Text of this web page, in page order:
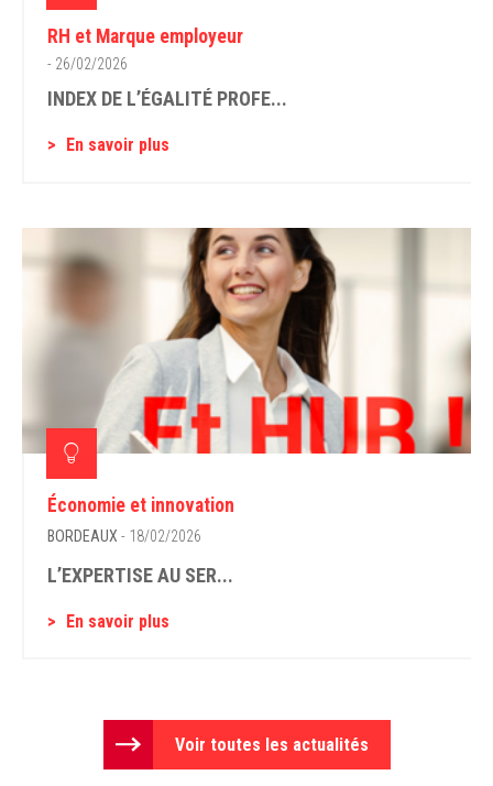
RH et Marque employeur
- 26/02/2026
INDEX DE L’ÉGALITÉ PROFE...
En savoir plus
Économie et innovation
BORDEAUX - 18/02/2026
L’EXPERTISE AU SER...
En savoir plus
Voir toutes les actualités